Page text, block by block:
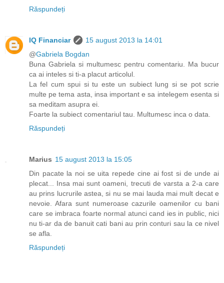
Răspundeți
IQ Financiar
15 august 2013 la 14:01
@Gabriela Bogdan
Buna Gabriela si multumesc pentru comentariu. Ma bucur
ca ai inteles si ti-a placut articolul.
La fel cum spui si tu este un subiect lung si se pot scrie
multe pe tema asta, insa important e sa intelegem esenta si
sa meditam asupra ei.
Foarte la subiect comentariul tau. Multumesc inca o data.
Răspundeți
Marius 15 august 2013 la 15:05
Din pacate la noi se uita repede cine ai fost si de unde ai
plecat... Insa mai sunt oameni, trecuti de varsta a 2-a care
au prins lucrurile astea, si nu se mai lauda mai mult decat e
nevoie. Afara sunt numeroase cazurile oamenilor cu bani
care se imbraca foarte normal atunci cand ies in public, nici
nu ti-ar da de banuit cati bani au prin conturi sau la ce nivel
se afla.
Răspundeți